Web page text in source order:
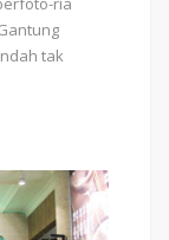
tak